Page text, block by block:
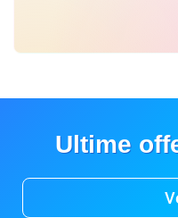
Ultime